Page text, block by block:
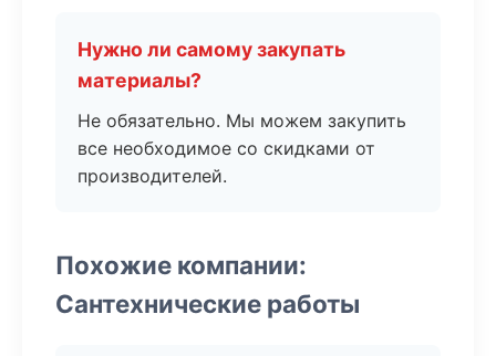
Нужно ли самому закупать
материалы?
Не обязательно. Мы можем закупить
все необходимое со скидками от
производителей.
Похожие компании:
Сантехнические работы